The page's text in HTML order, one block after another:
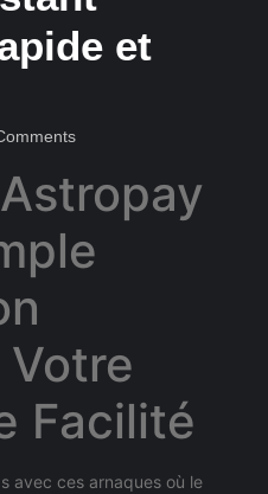
et
Facilité
avec ces arnaques où le